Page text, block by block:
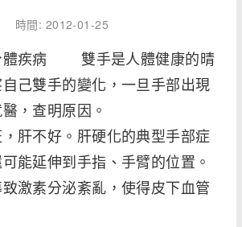
時間: 2012-01-25
體疾病 雙手是人體健康的晴
己雙手的變化，一旦手部出現
，查明原因。
不好。肝硬化的典型手部症
能延伸到手指、手臂的位置。
激素分泌紊亂，使得皮下血管